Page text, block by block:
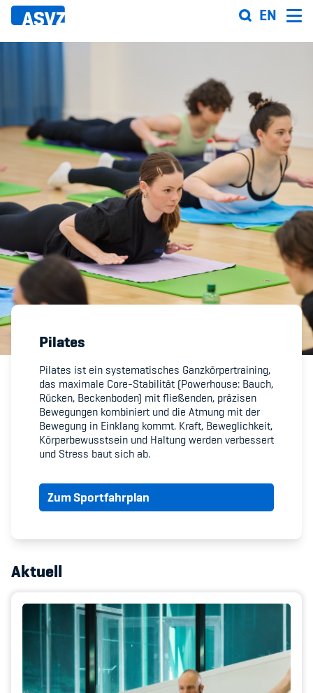
Direkt
zum
EN
Sportfahrplan
Sportarten
Sportanlagen
Events
ASVZ@home
Member's Manual / FAQ
Fairplay
Teilnahmeberechtigung
Academy
Blog
Diversität & Inklusion
Infomails
Kinderbetreuung
Krankenversicherung
Pilates
Pilates ist ein systematisches Ganzkörpertraining,
das maximale Core-Stabilität (Powerhouse: Bauch,
Rücken, Beckenboden) mit fließenden, präzisen
Bewegungen kombiniert und die Atmung mit der
Bewegung in Einklang kommt. Kraft, Beweglichkeit,
Körperbewusstsein und Haltung werden verbessert
und Stress baut sich ab.
Zum Sportfahrplan
Aktuell